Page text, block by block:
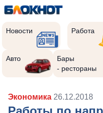
Новости Работа
Авто
Бары
- рестораны
Экономика 26.12.2018